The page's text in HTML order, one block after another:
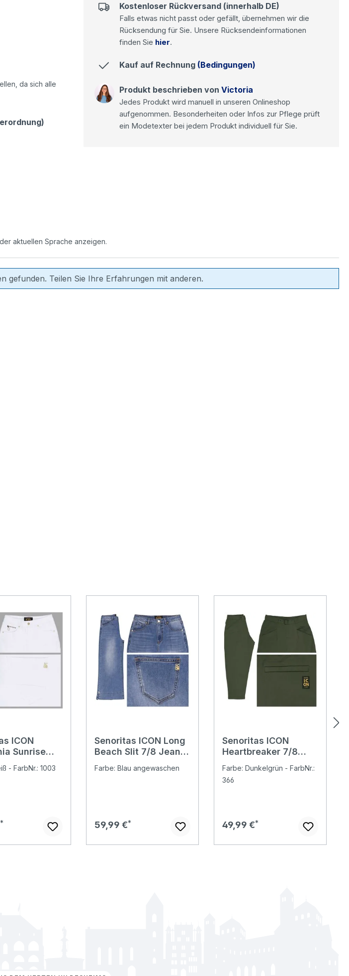
da sich alle
Kostenloser Rückversand (innerhalb DE)
Falls etwas nicht passt oder gefällt, übernehmen wir die
Rücksendung für Sie. Unsere Rücksendeinformationen
finden Sie hier.
Kauf auf Rechnung (Bedingungen)
Produkt beschrieben von Victoria
Jedes Produkt wird manuell in unseren Onlineshop
aufgenommen. Besonderheiten oder Infos zur Pflege prüft
ein Modetexter bei jedem Produkt individuell für Sie.
aktuellen Sprache anzeigen.
gefunden. Teilen Sie Ihre Erfahrungen mit anderen.
ICON
Sunrise
- FarbNr.: 1003
Preis:
Senoritas ICON Long
Beach Slit 7/8 Jeans
Farbe: Blau angewaschen
Regulärer Preis:
59,99 €
Senoritas ICON
Heartbreaker 7/8
Farbe: Dunkelgrün - FarbNr.:
366
Regulärer Preis:
49,99 €